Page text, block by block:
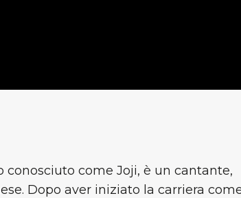
conosciuto come Joji, è un cantante,
Dopo aver iniziato la carriera